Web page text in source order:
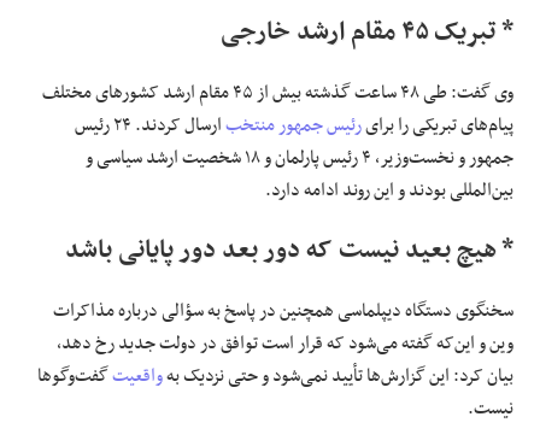
* تبریک ۴۵ مقام ارشد خارجی
وی گفت: طی ۴۸ ساعت گذشته بیش از ۴۵ مقام ارشد کشورهای مختلف
پیام‌های تبریکی را برایرئیس جمهور منتخب
ارسال کردند. ۲۴ رئیس
جمهور و نخست‌وزیر، ۴ رئیس پارلمان و ۱۸ شخصیت ارشد سیاسی و
بین‌المللی بودند و این روند ادامه دارد.
* هیچ بعید نیست که دور بعد دور پایانی باشد
سخنگوی دستگاه دیپلماسی همچنین در پاسخ به سؤالی درباره مذاکرات
وین و این‌که گفته می‌شود که قرار است توافق در دولت جدید رخ دهد،
بیان کرد: این گزارش‌ها تأیید نمی‌شود و حتی نزدیک بهواقعیتگفت‌وگوها
نیست.